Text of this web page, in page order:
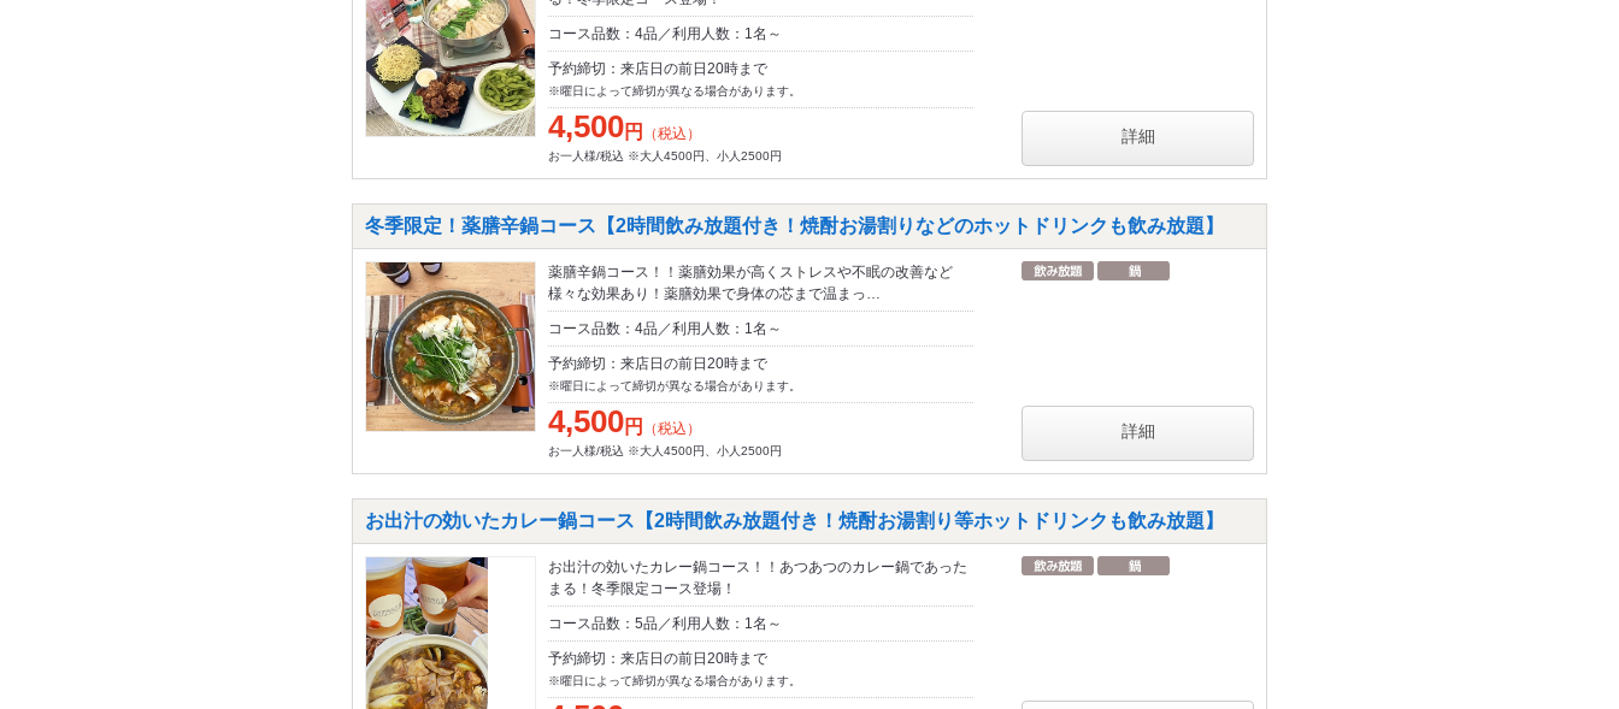
コース品数：4品／利用人数：1名～
予約締切：来店日の前日20時まで
※曜日によって締切が異なる場合があります。
4,500円 （税込）
お一人様/税込 ※大人4500円、小人2500円
詳細
冬季限定！薬膳辛鍋コース【2時間飲み放題付き！焼酎お湯割りなどのホットドリンクも飲み放題】
薬膳辛鍋コース！！薬膳効果が高くストレスや不眠の改善など
様々な効果あり！薬膳効果で身体の芯まで温まっ…
コース品数：4品／利用人数：1名～
予約締切：来店日の前日20時まで
※曜日によって締切が異なる場合があります。
4,500円 （税込）
お一人様/税込 ※大人4500円、小人2500円
詳細
お出汁の効いたカレー鍋コース【2時間飲み放題付き！焼酎お湯割り等ホットドリンクも飲み放題】
お出汁の効いたカレー鍋コース！！あつあつのカレー鍋であった
まる！冬季限定コース登場！
コース品数：5品／利用人数：1名～
予約締切：来店日の前日20時まで
※曜日によって締切が異なる場合があります。